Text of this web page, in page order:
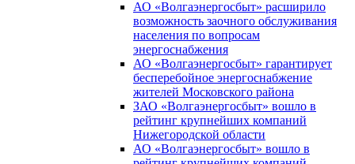
АО «Волгаэнергосбыт» расширило
возможность заочного обслуживания
населения по вопросам
энергоснабжения
АО «Волгаэнергосбыт» гарантирует
бесперебойное энергоснабжение
жителей Московского района
ЗАО «Волгаэнергосбыт» вошло в
рейтинг крупнейших компаний
Нижегородской области
АО «Волгаэнергосбыт» вошло в